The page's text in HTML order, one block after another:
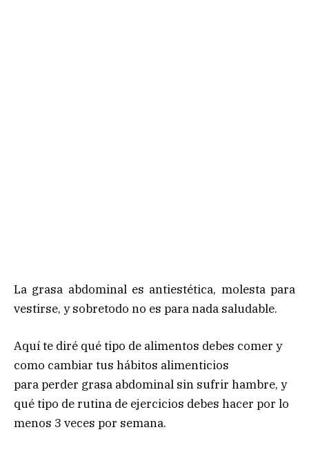
La grasa abdominal es antiestética, molesta para
vestirse, y sobretodo no es para nada saludable.
Aquí te diré qué tipo de alimentos debes comer y
como cambiar tus hábitos alimenticios
para perder grasa abdominal sin sufrir hambre, y
qué tipo de rutina de ejercicios debes hacer por lo
menos 3 veces por semana.